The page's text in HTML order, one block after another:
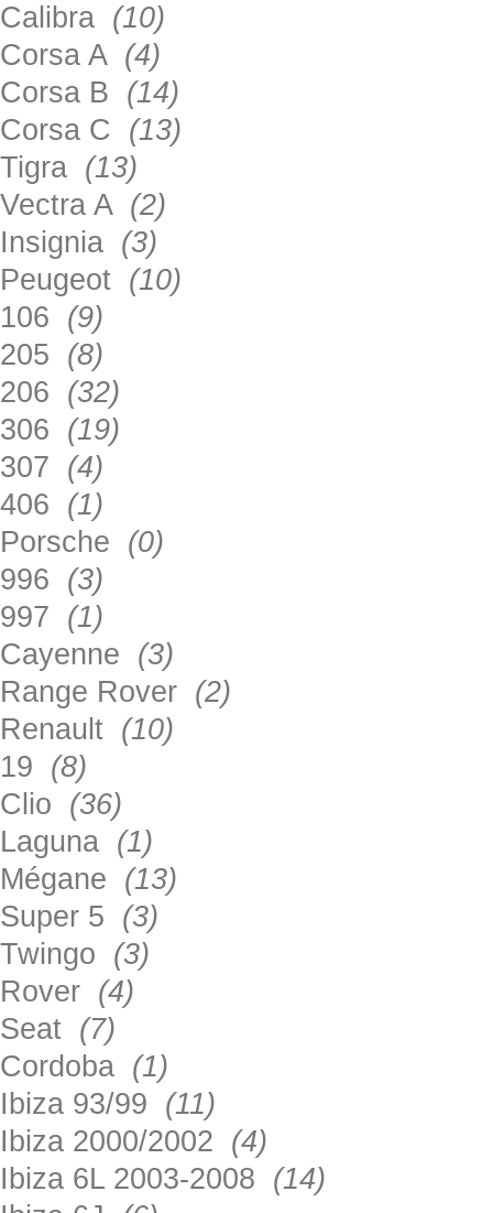
Calibra (10)
Corsa A (4)
Corsa B (14)
Corsa C (13)
Tigra (13)
Vectra A (2)
Insignia (3)
Peugeot (10)
106 (9)
205 (8)
206 (32)
306 (19)
307 (4)
406 (1)
Porsche (0)
996 (3)
997 (1)
Cayenne (3)
Range Rover (2)
Renault (10)
19 (8)
Clio (36)
Laguna (1)
Mégane (13)
Super 5 (3)
Twingo (3)
Rover (4)
Seat (7)
Cordoba (1)
Ibiza 93/99 (11)
Ibiza 2000/2002 (4)
Ibiza 6L 2003-2008 (14)